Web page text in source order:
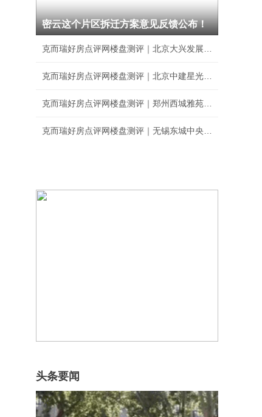
密云这个片区拆迁方案意见反馈公布！
头条要闻